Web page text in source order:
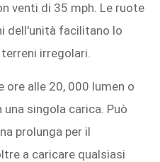
venti di 35 mph. Le ruote
dell'unità facilitano lo
irregolari.
ore alle 20, 000 lumen o
singola carica. Può
prolunga per il
a caricare qualsiasi